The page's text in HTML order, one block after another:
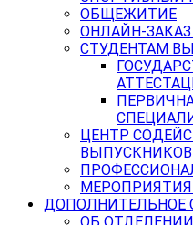
ОБЩЕЖИТИЕ
ОНЛАЙН-
СТУДЕНТАМ
ЦЕНТР
ВЫПУСКНИКОВ
ДОПОЛНИТЕЛЬНОЕ